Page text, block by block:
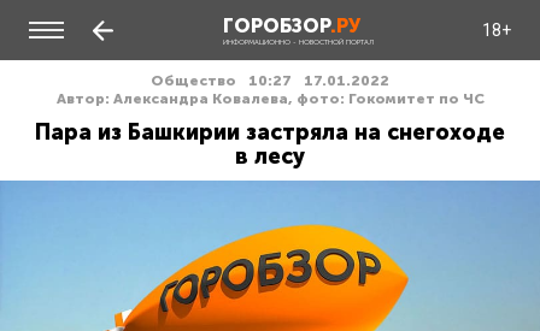
ГОРОБЗОР.РУ
ИНФОРМАЦИОННО - НОВОСТНОЙ ПОРТАЛ
18+
Общество 10:27
17.01.2022
Автор: Александра Ковалева, фото: Гокомитет по ЧС
Пара из Башкирии застряла на снегоходе
в лесу